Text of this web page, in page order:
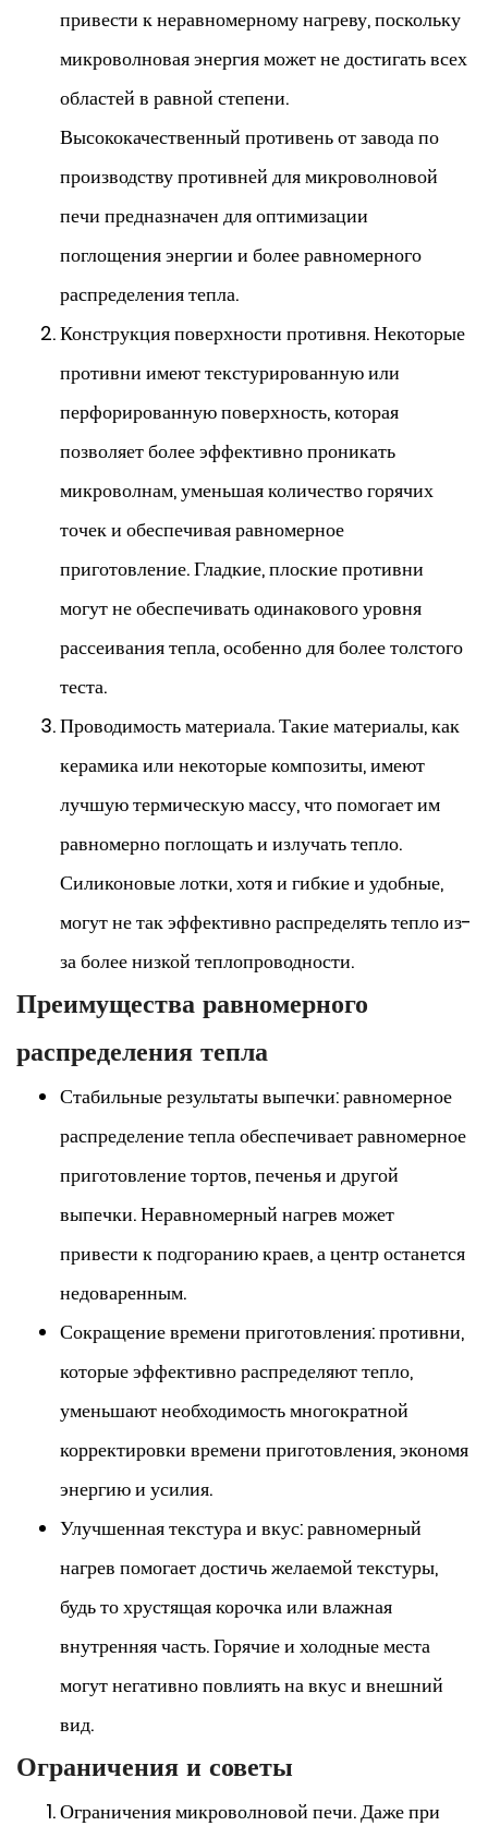
привести к неравномерному нагреву, поскольку
микроволновая энергия может не достигать всех
областей в равной степени.
Высококачественный противень от завода по
производству противней для микроволновой
печи предназначен для оптимизации
поглощения энергии и более равномерного
распределения тепла.
Конструкция поверхности противня. Некоторые
противни имеют текстурированную или
перфорированную поверхность, которая
позволяет более эффективно проникать
микроволнам, уменьшая количество горячих
точек и обеспечивая равномерное
приготовление. Гладкие, плоские противни
могут не обеспечивать одинакового уровня
рассеивания тепла, особенно для более толстого
теста.
Проводимость материала. Такие материалы, как
керамика или некоторые композиты, имеют
лучшую термическую массу, что помогает им
равномерно поглощать и излучать тепло.
Силиконовые лотки, хотя и гибкие и удобные,
могут не так эффективно распределять тепло из-
за более низкой теплопроводности.
Преимущества равномерного
распределения тепла
Стабильные результаты выпечки: равномерное
распределение тепла обеспечивает равномерное
приготовление тортов, печенья и другой
выпечки. Неравномерный нагрев может
привести к подгоранию краев, а центр останется
недоваренным.
Сокращение времени приготовления: противни,
которые эффективно распределяют тепло,
уменьшают необходимость многократной
корректировки времени приготовления, экономя
энергию и усилия.
Улучшенная текстура и вкус: равномерный
нагрев помогает достичь желаемой текстуры,
будь то хрустящая корочка или влажная
внутренняя часть. Горячие и холодные места
могут негативно повлиять на вкус и внешний
вид.
Ограничения и советы
Ограничения микроволновой печи. Даже при